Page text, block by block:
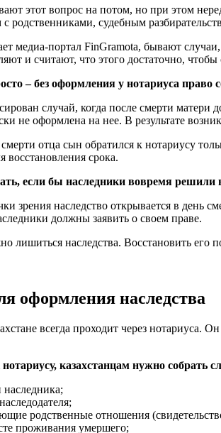
этот вопрос на потом, но при этом
судебным
медиа-портал FinGramota, бывают
и считают, что этого достаточно, чтобы
– без оформления у нотариуса право
случай, когда после смерти матери
не оформлена на нее. В результате
отца сын обратился к нотариусу
восстановления срока.
если бы наследники вовремя решили
зрения наследство открывается в день
должны заявить о своем праве.
лишиться наследства. Восстановить его
оформления наследства
всегда проходит через нотариуса.
казахстанцам нужно собрать
наследника;
родственные отношения
проживания умершего;